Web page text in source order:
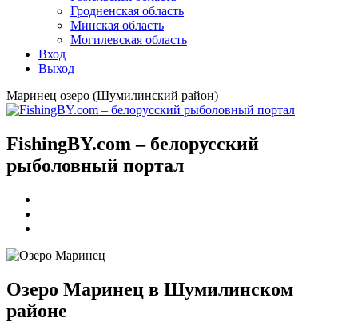
Гродненская область
Минская область
Могилевская область
Вход
Выход
Маринец озеро (Шумилинский район)
FishingBY.com – белорусский
рыболовный портал
Озеро Маринец в Шумилинском
районе